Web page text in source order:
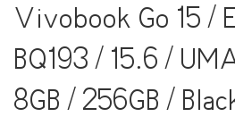
Vivobook Go 15 /
BQ193 / 15.6 /
8GB / 256GB /